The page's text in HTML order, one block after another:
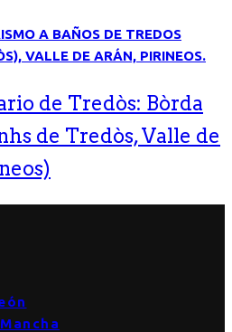
de Tredòs: Bòrda
de Tredòs, Valle de